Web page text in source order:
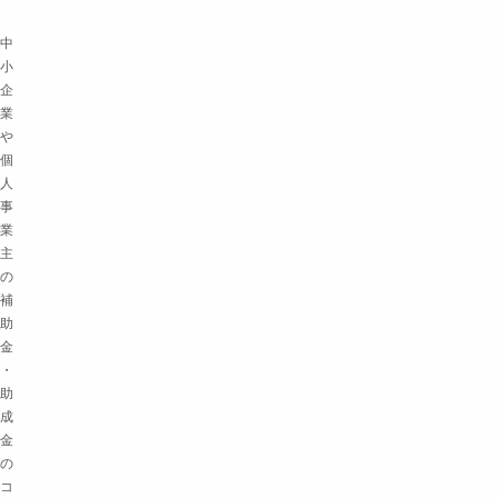
中
小
企
業
や
個
人
事
業
主
の
補
助
金
・
助
成
金
の
コ